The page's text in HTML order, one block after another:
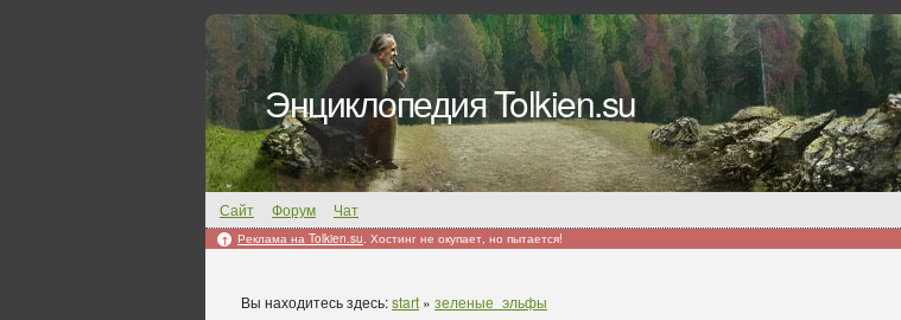
Энциклопедия Tolkien.su
Сайт Форум Чат
↑ Реклама на Tolkien.su. Хостинг не окупает, но пытается!
Вы находитесь здесь:start » зеленые_эльфы